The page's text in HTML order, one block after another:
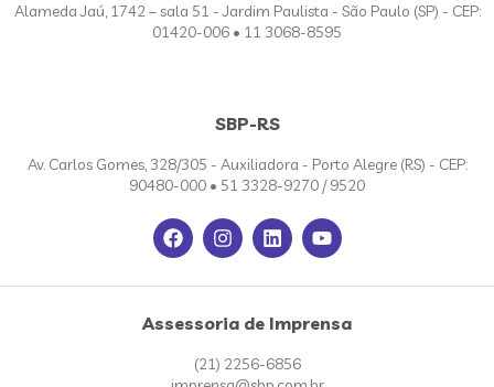
Alameda Jaú, 1742 – sala 51 - Jardim Paulista - São Paulo (SP) - CEP:
01420-006 • 11 3068-8595
SBP-RS
Av. Carlos Gomes, 328/305 - Auxiliadora - Porto Alegre (RS) - CEP:
90480-000 • 51 3328-9270 / 9520
Assessoria de Imprensa
(21) 2256-6856